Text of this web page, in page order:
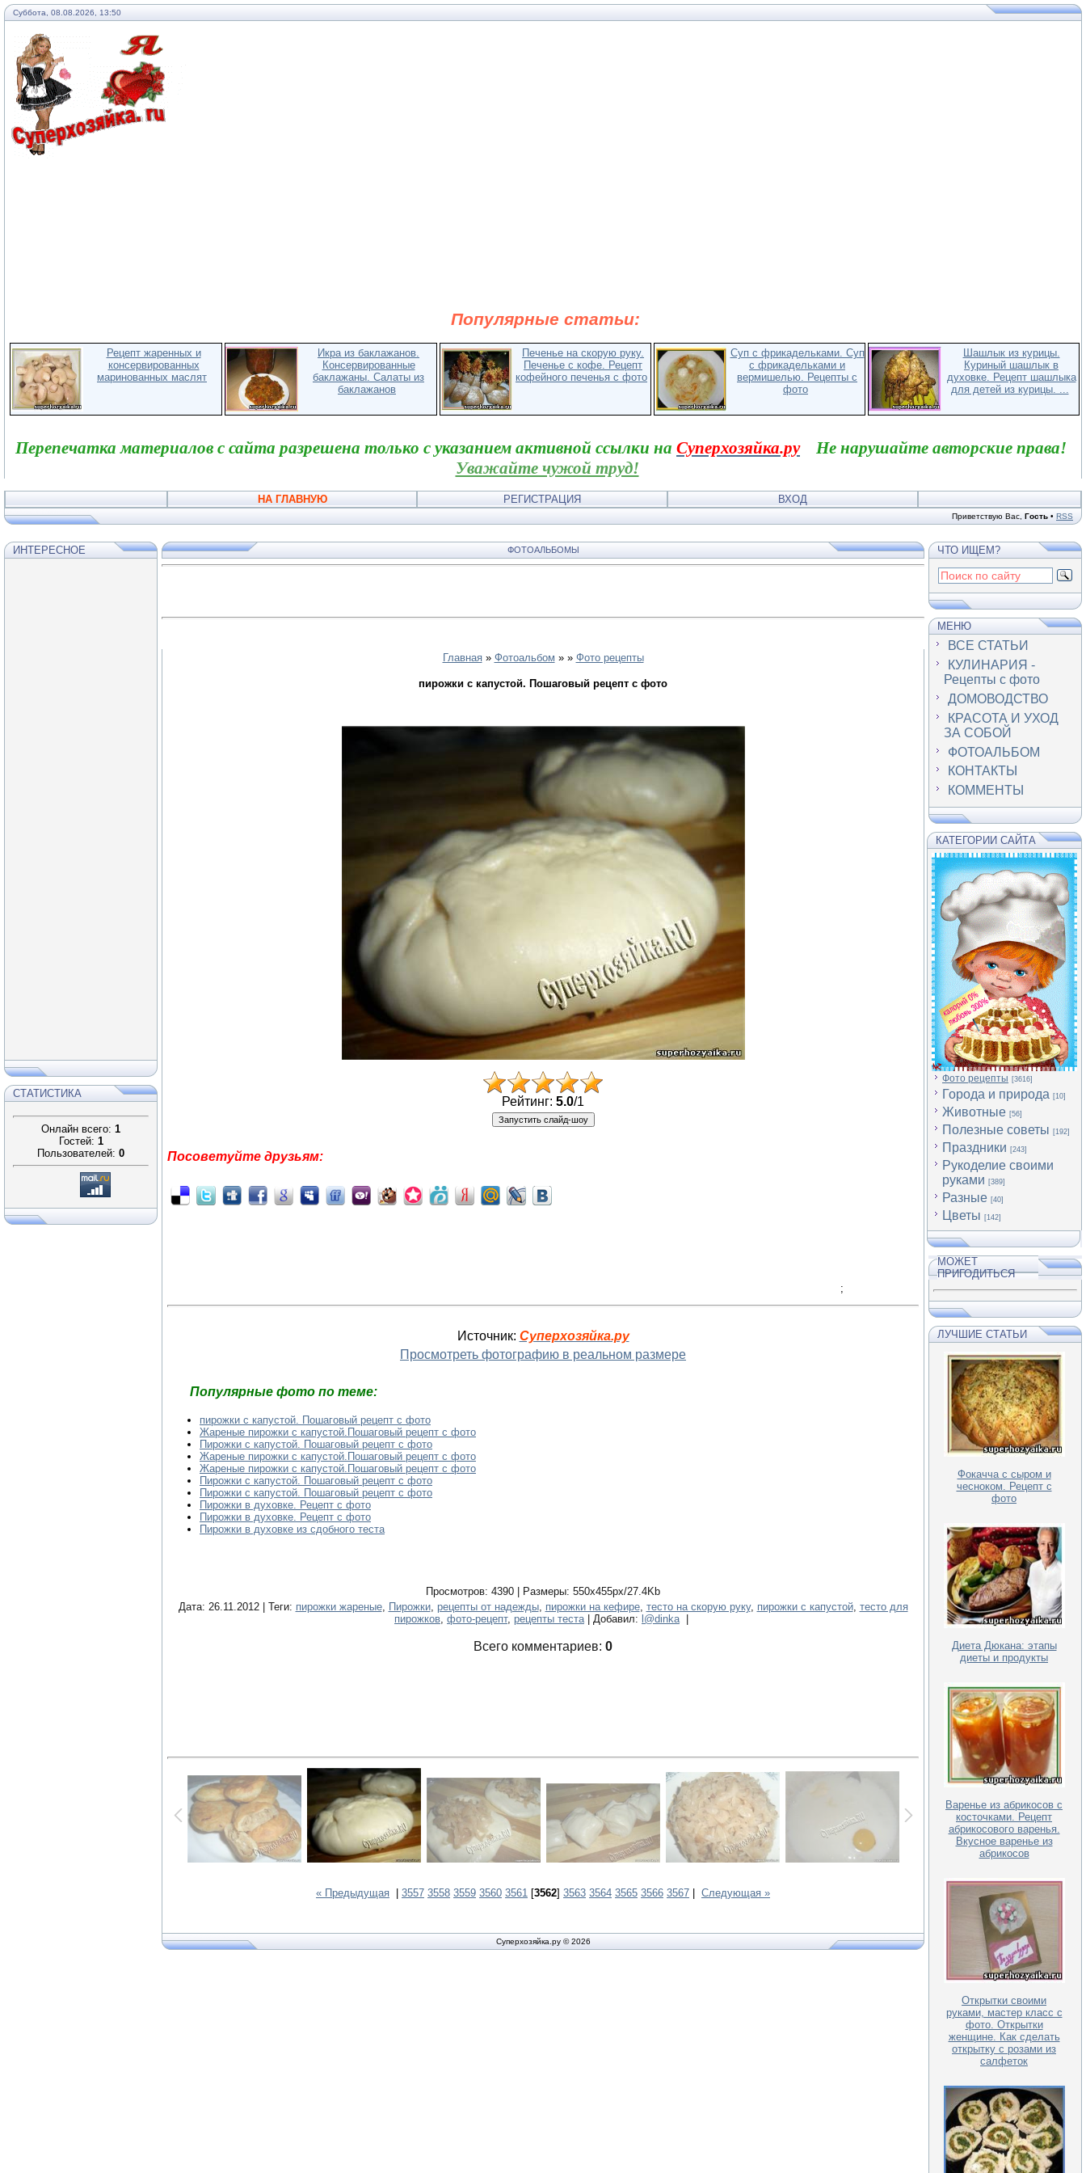
Суббота, 08.08.2026, 13:50
Популярные статьи:
Рецепт жаренных и
консервированных
маринованных маслят
Икра из баклажанов.
Консервированные
баклажаны. Салаты из
баклажанов
Печенье на скорую руку.
Печенье с кофе. Рецепт
кофейного печенья с фото
Суп с фрикадельками. Суп
с фрикадельками и
вермишелью. Рецепты с
фото
Шашлык из курицы.
Куриный шашлык в
духовке. Рецепт шашлыка
для детей из курицы. ...
Перепечатка материалов с сайта разрешена только с указанием активной ссылки на Суперхозяйка.руНе нарушайте авторские права!
Уважайте чужой труд!
НА ГЛАВНУЮ РЕГИСТРАЦИЯ ВХОД
Приветствую Вас Гость • RSS
ИНТЕРЕСНОЕ
СТАТИСТИКА
Онлайн всего: 1
Гостей: 1
Пользователей: 0
ФОТОАЛЬБОМЫ
Главная» Фотоальбом » » Фото рецепты
пирожки с капустой. Пошаговый рецепт с фото
Рейтинг: 5.0/1
Посоветуйте друзьям:
;
Источник: Суперхозяйка.ру
Просмотреть фотографию в реальном размере
Популярные фото по теме:
пирожки с капустой. Пошаговый рецепт с фото
Жареные пирожки с капустой.Пошаговый рецепт с фото
Пирожки с капустой. Пошаговый рецепт с фото
Жареные пирожки с капустой.Пошаговый рецепт с фото
Жареные пирожки с капустой.Пошаговый рецепт с фото
Пирожки с капустой. Пошаговый рецепт с фото
Пирожки с капустой. Пошаговый рецепт с фото
Пирожки в духовке. Рецепт с фото
Пирожки в духовке. Рецепт с фото
Пирожки в духовке из сдобного теста
Просмотров: 4390 | Размеры: 550x455px/27.4Kb
Дата: 26.11.2012 | Теги: пирожки жареные, Пирожки, рецепты от надежды, пирожки на кефире, тесто на скорую руку, пирожки с капустой, тесто для
пирожков, фото-рецепт, рецепты теста| Добавил: l@dinka|
Всего комментариев: 0
« Предыдущая 3557 3558 3559 3560 3561 [3562] 3563 3564 3565 3566 3567 Следующая »
Суперхозяйка.ру © 2026
ЧТО ИЩЕМ?
МЕНЮ
ВСЕ СТАТЬИ
КУЛИНАРИЯ -
Рецепты с фото
ДОМОВОДСТВО
КРАСОТА И УХОД
ЗА СОБОЙ
ФОТОАЛЬБОМ
КОНТАКТЫ
КОММЕНТЫ
КАТЕГОРИИ САЙТА
Фото рецепты [3616]
Города и природа [10]
Животные [56]
Полезные советы [192]
Праздники [243]
Рукоделие своими
руками [389]
Разные [40]
Цветы [142]
МОЖЕТ
ПРИГОДИТЬСЯ
ЛУЧШИЕ СТАТЬИ
Фокачча с сыром и
чесноком. Рецепт с
фото
Диета Дюкана: этапы
диеты и продукты
Варенье из абрикосов с
косточками. Рецепт
абрикосового варенья.
Вкусное варенье из
абрикосов
Открытки своими
руками, мастер класс с
фото. Открытки
женщине. Как сделать
открытку с розами из
салфеток